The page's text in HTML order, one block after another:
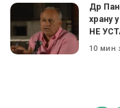
Др
храну
НЕ
10 мин